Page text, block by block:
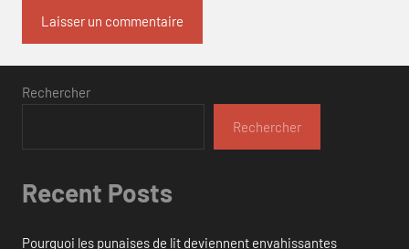
Rechercher
Rechercher
Recent Posts
Pourquoi les punaises de lit deviennent envahissantes